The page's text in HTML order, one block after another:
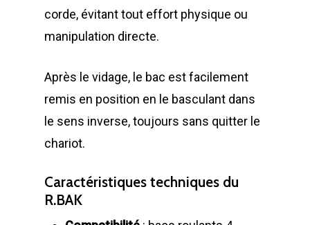
corde, évitant tout effort physique ou
manipulation directe.
Après le vidage, le bac est facilement
remis en position en le basculant dans
le sens inverse, toujours sans quitter le
chariot.
Caractéristiques techniques du
R.BAK